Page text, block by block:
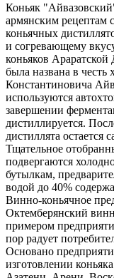
Коньяк
армянским рецептам
коньячных
и согревающему
коньяков
была названа в
Константиновича
используются
завершении
дистиллируется.
дистиллята остается
Тщательное
подвергаются
бутылкам,
водой до 40%
Винно-коньячное
Октемберянский
примером
пор радует
Основано
изготовлении